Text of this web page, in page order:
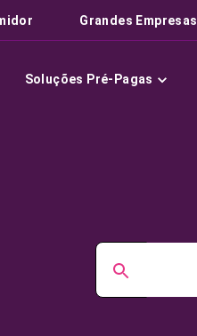
Grandes Empresas
Soluções Pré-Pagas